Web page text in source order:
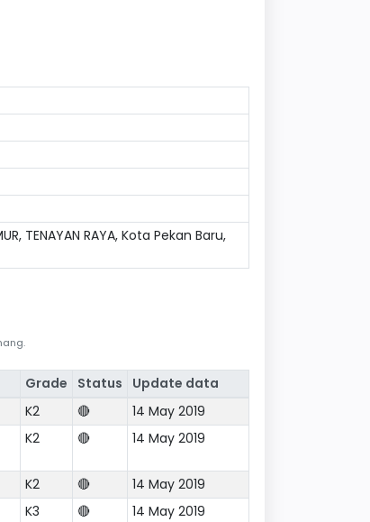
TENAYAN RAYA, Kota Pekan Baru,
Grade Status
Update data
K2 🔴
14 May 2019
K2 🔴 14 May 2019
K2 🔴
14 May 2019
K3 🔴
14 May 2019